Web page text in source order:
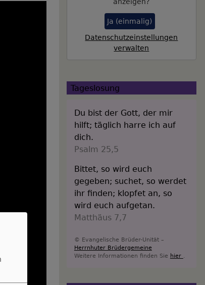
Ja (einmalig)
Datenschutzeinstellungen
verwalten
Tageslosung
Du bist der Gott, der mir
hilft; täglich harre ich auf
dich.
Psalm 25,5
Bittet, so wird euch
gegeben; suchet, so werdet
ihr finden; klopfet an, so
wird euch aufgetan.
Matthäus 7,7
© Evangelische Brüder-Unität –
Herrnhuter Brüdergemeine
Weitere Informationen finden Sie hier .